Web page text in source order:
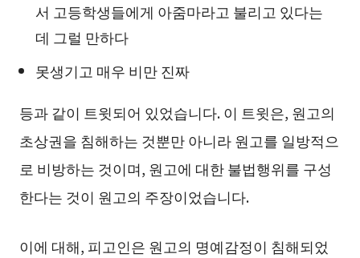
서 고등학생들에게 아줌마라고 불리고 있다는
데 그럴 만하다
못생기고 매우 비만 진짜
등과 같이 트윗되어 있었습니다. 이 트윗은, 원고의
초상권을 침해하는 것뿐만 아니라 원고를 일방적으
로 비방하는 것이며, 원고에 대한 불법행위를 구성
한다는 것이 원고의 주장이었습니다.
이에 대해, 피고인은 원고의 명예감정이 침해되었